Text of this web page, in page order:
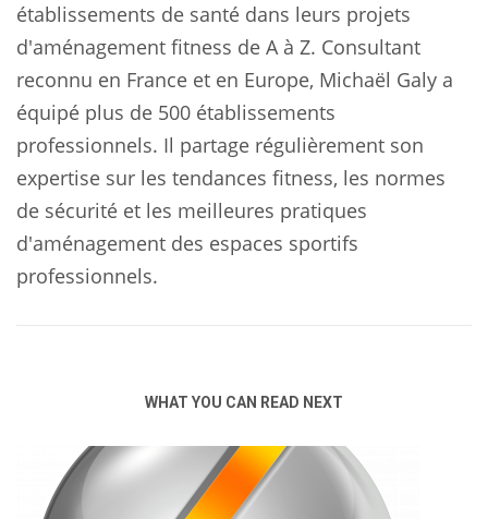
établissements de santé dans leurs projets
d'aménagement fitness de A à Z. Consultant
reconnu en France et en Europe, Michaël Galy a
équipé plus de 500 établissements
professionnels. Il partage régulièrement son
expertise sur les tendances fitness, les normes
de sécurité et les meilleures pratiques
d'aménagement des espaces sportifs
professionnels.
WHAT YOU CAN READ NEXT